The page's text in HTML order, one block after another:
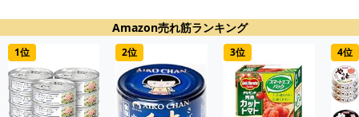
Amazon売れ筋ランキング
1位 2位 3位 4位